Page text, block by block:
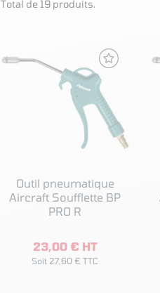
Total de 19 produits.
Outil pneumatique
Aircraft Soufflette BP
PRO R
23,00 € HT
Soit 27,60 € TTC